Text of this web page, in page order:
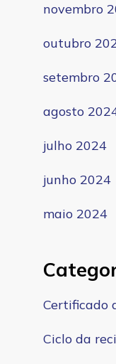
novembro
outubro
setembro
agosto
julho 2024
junho 2024
maio 2024
Certificado
Ciclo da